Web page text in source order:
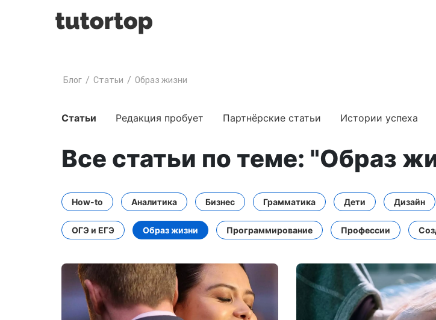
Блог / Статьи / Образ жизни
Статьи Редакция пробует Партнёрские статьи Истории успеха
Все статьи по теме: "Образ
How-to Аналитика Бизнес Грамматика Дети Дизайн
ОГЭ и ЕГЭ Образ жизни Программирование Профессии